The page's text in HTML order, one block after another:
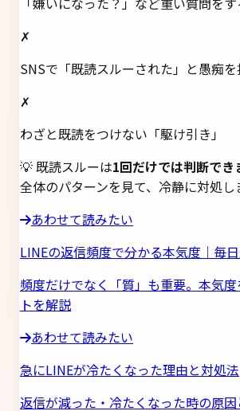
✗
SNSで「既読スルーされた」と愚痴
✗
わざと既読をつけない「駆け引き」
💡 既読スルーは1回だけでは判断でき
全体のパターンを見て、冷静に対処し
あわせて読みたい
LINEの返信頻度で分かる本気度｜毎
頻度だけでなく「質」も重要。本気
トを解説
あわせて読みたい
急にLINEが冷たくなった理由と対処法
返信が減った・冷たくなった時の原